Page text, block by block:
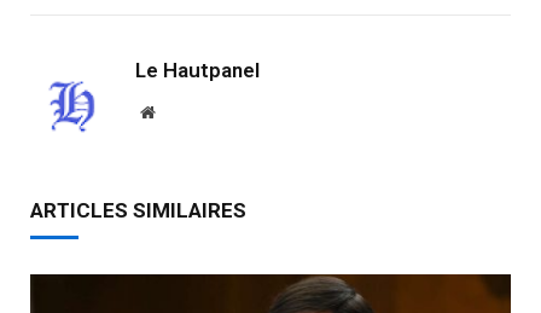
Le Hautpanel
Website
ARTICLES SIMILAIRES